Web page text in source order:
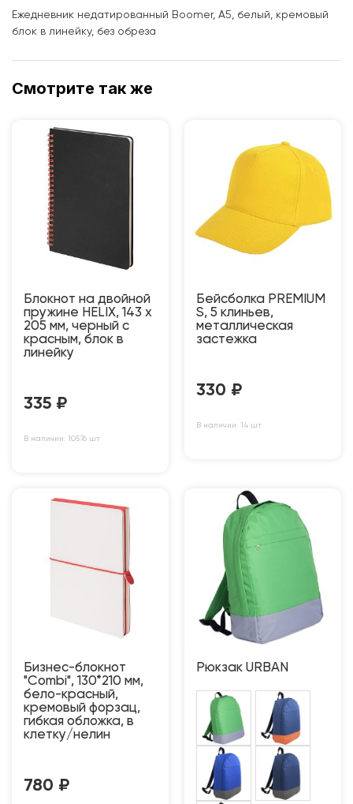
Ежедневник недатированный Boomer, А5, белый, кремовый
блок в линейку, без обреза
Смотрите так же
Блокнот на двойной
пружине HELIX, 143 х
205 мм, черный с
красным, блок в
линейку
335 ₽
В наличии: 10576 шт
Бейсболка PREMIUM
S, 5 клиньев,
металлическая
застежка
330 ₽
В наличии: 14 шт
Бизнес-блокнот
"Combi", 130*210 мм,
бело-красный,
кремовый форзац,
гибкая обложка, в
клетку/нелин
780 ₽
Рюкзак URBAN